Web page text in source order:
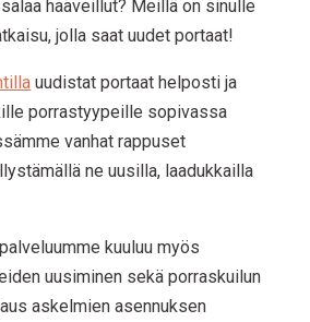
haaveillut? Meillä on sinulle
jolla saat uudet portaat!
uudistat portaat helposti ja
porrastyypeille sopivassa
vanhat rappuset
ne uusilla, laadukkailla
kuuluu myös
uusiminen sekä porraskuilun
askelmien asennuksen